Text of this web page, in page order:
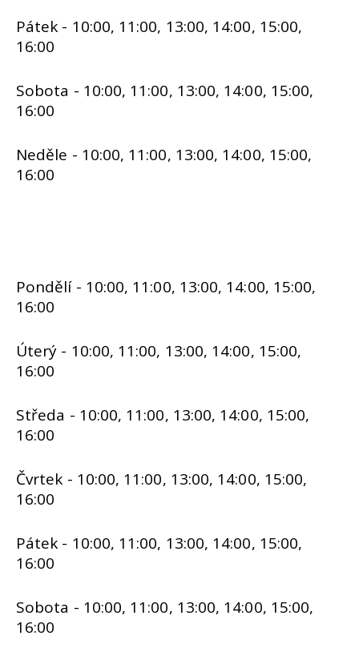
Pátek - 10:00, 11:00, 13:00, 14:00, 15:00,
16:00
Sobota - 10:00, 11:00, 13:00, 14:00, 15:00,
16:00
Neděle - 10:00, 11:00, 13:00, 14:00, 15:00,
16:00
Pondělí - 10:00, 11:00, 13:00, 14:00, 15:00,
16:00
Úterý - 10:00, 11:00, 13:00, 14:00, 15:00,
16:00
Středa - 10:00, 11:00, 13:00, 14:00, 15:00,
16:00
Čvrtek - 10:00, 11:00, 13:00, 14:00, 15:00,
16:00
Pátek - 10:00, 11:00, 13:00, 14:00, 15:00,
16:00
Sobota - 10:00, 11:00, 13:00, 14:00, 15:00,
16:00